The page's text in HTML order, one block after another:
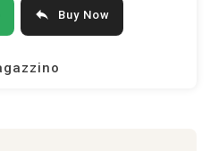
 Buy Now